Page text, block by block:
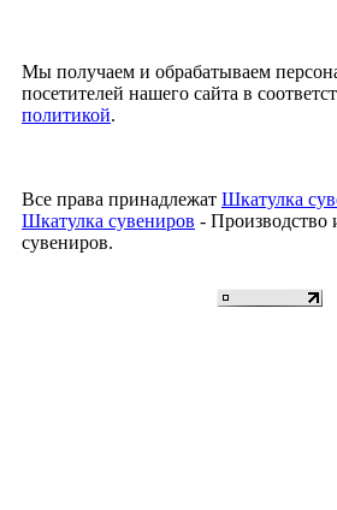
Мы получаем и обрабатываем
посетителей нашего сайта в
политикой.
Все права принадлежат Шкатулка
Шкатулка сувениров - Производство
сувениров.